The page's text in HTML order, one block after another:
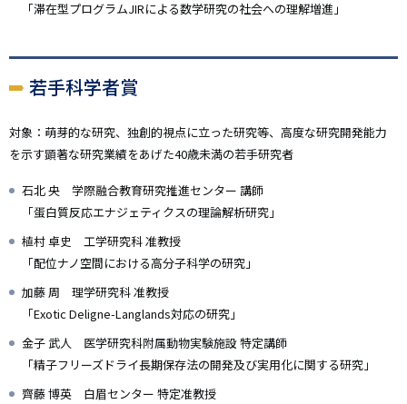
「滞在型プログラムJIRによる数学研究の社会への理解増進」
若手科学者賞
対象：萌芽的な研究、独創的視点に立った研究等、高度な研究開発能力
を示す顕著な研究業績をあげた40歳未満の若手研究者
石北 央 学際融合教育研究推進センター 講師
「蛋白質反応エナジェティクスの理論解析研究」
植村 卓史 工学研究科 准教授
「配位ナノ空間における高分子科学の研究」
加藤 周 理学研究科 准教授
「Exotic Deligne-Langlands対応の研究」
金子 武人 医学研究科附属動物実験施設 特定講師
「精子フリーズドライ長期保存法の開発及び実用化に関する研究」
齊藤 博英 白眉センター 特定准教授